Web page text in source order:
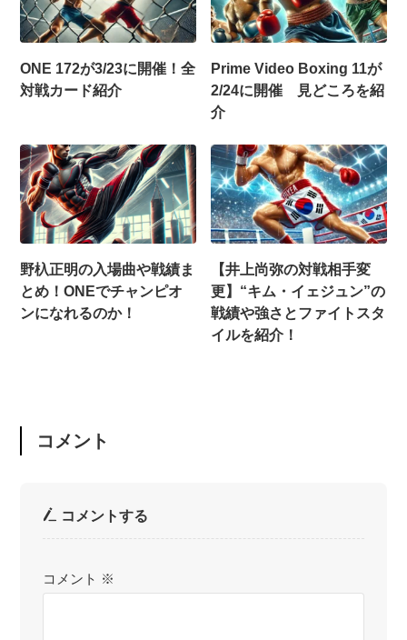
ONE 172が3/23に開催！全
対戦カード紹介
Prime Video Boxing 11が
2/24に開催 見どころを紹
介
野杁正明の入場曲や戦績ま
とめ！ONEでチャンピオ
ンになれるのか！
【井上尚弥の対戦相手変
更】“キム・イェジュン”の
戦績や強さとファイトスタ
イルを紹介！
コメント
コメントする
コメント ※